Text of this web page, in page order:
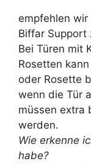
empfehlen
Biffar Support
Bei Türen mit
Rosetten
oder Rosette
wenn die Tür
müssen extra
werden.
Wie erkenne
habe?